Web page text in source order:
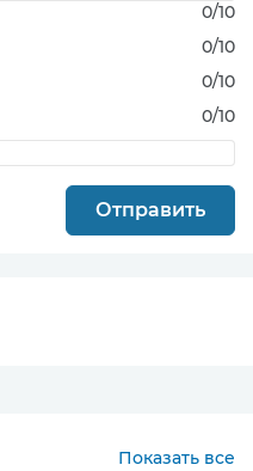
0/10
0/10
0/10
0/10
pay-per-leadПоказать все